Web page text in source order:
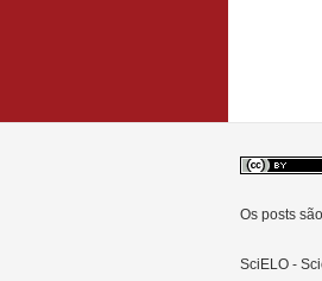
Os posts
SciELO -